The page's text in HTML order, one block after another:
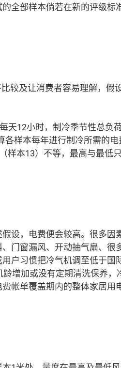
全部样本倘若在新的评级标
较及让消费者容易理解，假
天12小时，制冷季节性总负
样本每年进行制冷所需的电
样本13）不等，最高与最低
设，电费便会较高。很多因
门窗漏风、开动抽气扇、很
户习惯把冷气机调至低于国
增加或没有定期清洗保养，
帐单覆盖期内的整体家居用